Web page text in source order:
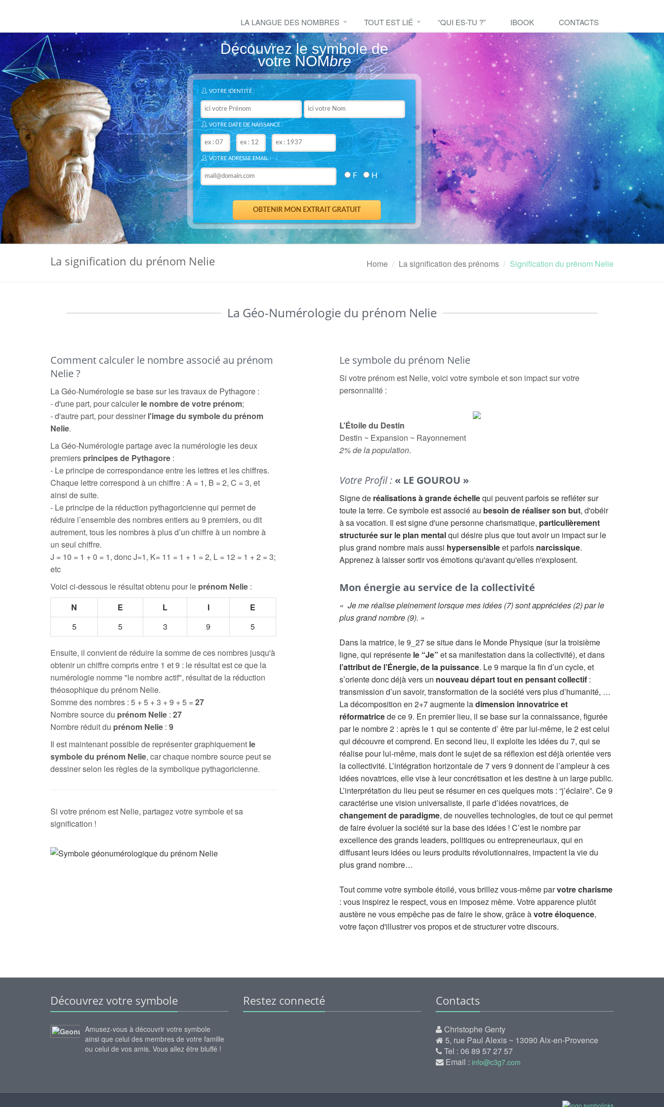
LA LANGUE DES NOMBRES TOUT EST LIÉ “QUI ES-TU ?” IBOOK CONTACTS
Découvrez le symbole de
votre NOMbre
VOTRE IDENTITÉ :
VOTRE DATE DE NAISSANCE :
VOTRE ADRESSE EMAIL :
F H
La signification du prénom Nelie Home La signification des prénoms Signification du prénom Nelie
La Géo-Numérologie du prénom Nelie
Comment calculer le nombre associé au prénom
Nelie ?
La Géo-Numérologie se base sur les travaux de Pythagore :
- d'une part, pour calculer le nombre de votre prénom;
- d'autre part, pour dessiner l'image du symbole du prénom
Nelie.
La Géo-Numérologie partage avec la numérologie les deux
premiers principes de Pythagore :
- Le principe de correspondance entre les lettres et les chiffres.
Chaque lettre correspond à un chiffre : A = 1, B = 2, C = 3, et
ainsi de suite.
- Le principe de la réduction pythagoricienne qui permet de
réduire l’ensemble des nombres entiers au 9 premiers, ou dit
autrement, tous les nombres à plus d’un chiffre à un nombre à
un seul chiffre.
J = 10 = 1 + 0 = 1, donc J=1, K= 11 = 1 + 1 = 2, L = 12 = 1 + 2 = 3;
etc
Voici ci-dessous le résultat obtenu pour le prénom Nelie :
N
E L I
E
5
5 3 9 5
Ensuite, il convient de réduire la somme de ces nombres jusqu'à
obtenir un chiffre compris entre 1 et 9 : le résultat est ce que la
numérologie nomme "le nombre actif", résultat de la réduction
théosophique du prénom Nelie.
Somme des nombres : 5 + 5 + 3 + 9 + 5 =27
Nombre source du prénom Nelie : 27
Nombre réduit du prénom Nelie : 9
Il est maintenant possible de représenter graphiquement le
symbole du prénom Nelie, car chaque nombre source peut se
dessiner selon les règles de la symbolique pythagoricienne.
Si votre prénom est Nelie, partagez votre symbole et sa
signification !
Le symbole du prénom Nelie
Si votre prénom est Nelie, voici votre symbole et son impact sur votre
personnalité :
L’Étoile du Destin
Destin ~ Expansion ~ Rayonnement
2% de la population.
Votre Profil : « LE GOUROU »
Signe de réalisations à grande échellequi peuvent parfois se refléter sur
toute la terre. Ce symbole est associé au besoin de réaliser son but, d'obéir
à sa vocation. Il est signe d'une personne charismatique, particulièrement
structurée sur le plan mentalqui désire plus que tout avoir un impact sur le
plus grand nombre mais aussi hypersensibleet parfois narcissique.
Apprenez à laisser sortir vos émotions qu'avant qu'elles n'explosent.
Mon énergie au service de la collectivité
« Je me réalise pleinement lorsque mes idées (7) sont appréciées (2) par le
plus grand nombre (9). »
Dans la matrice, le 9_27 se situe dans le Monde Physique (sur la troisième
ligne, qui représente le “Je” et sa manifestation dans la collectivité), et dans
l’attribut de l’Énergie, de la puissance. Le 9 marque la fin d’un cycle, et
s’oriente donc déjà vers un nouveau départ tout en pensant collectif :
transmission d’un savoir, transformation de la société vers plus d’humanité, …
La décomposition en 2+7 augmente ladimension innovatrice et
réformatricede ce 9. En premier lieu, il se base sur la connaissance, figurée
par le nombre 2 : après le 1 qui se contente d’ être par lui-même, le 2 est celui
qui découvre et comprend. En second lieu, il exploite les idées du 7, qui se
réalise pour lui-même, mais dont le sujet de sa réflexion est déjà orientée vers
la collectivité. L’intégration horizontale de 7 vers 9 donnent de l’ampleur à ces
idées novatrices, elle vise à leur concrétisation et les destine à un large public.
L’interprétation du lieu peut se résumer en ces quelques mots : “j’éclaire”. Ce 9
caractérise une vision universaliste, il parle d’idées novatrices, de
changement de paradigme, de nouvelles technologies, de tout ce qui permet
de faire évoluer la société sur la base des idées ! C’est le nombre par
excellence des grands leaders, politiques ou entrepreneuriaux, qui en
diffusant leurs idées ou leurs produits révolutionnaires, impactent la vie du
plus grand nombre…
Tout comme votre symbole étoilé, vous brillez vous-même parvotre charisme
: vous inspirez le respect, vous en imposez même. Votre apparence plutôt
austère ne vous empêche pas de faire le show, grâce àvotre éloquence,
votre façon d'illustrer vos propos et de structurer votre discours.
Découvrez votre symbole
Amusez-vous à découvrir votre symbole
ainsi que celui des membres de votre famille
ou celui de vos amis. Vous allez être bluffé !
Restez connecté Contacts
Christophe Genty
5, rue Paul Alexis ~ 13090 Aix-en-Provence
Tel : 06 89 57 27 57
Email : info@c3g7.com